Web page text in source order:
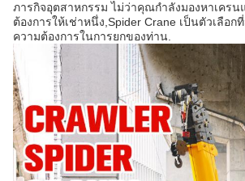
ภารกิจอุตสาหกรรม ไม่ว่าคุณกําลังมองหาเครน
ต้องการให้เช่าหนึ่ง,Spider Crane เป็นตัวเลือ
ความต้องการในการยกของท่าน.